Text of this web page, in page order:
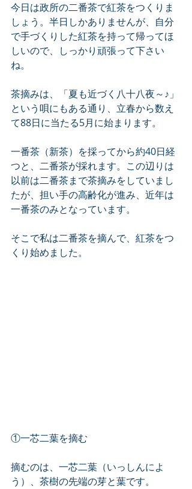
今日は政所の二番茶で紅茶をつくりま
しょう。半日しかありませんが、自分
で手づくりした紅茶を持って帰ってほ
しいので、しっかり頑張って下さい
ね。
茶摘みは、「夏も近づく八十八夜～♪」
という唄にもある通り、立春から数え
て88日に当たる5月に始まります。
一番茶（新茶）を採ってから約40日経
つと、二番茶が採れます。この辺りは
以前は二番茶まで茶摘みをしていまし
たが、担い手の高齢化が進み、近年は
一番茶のみとなっています。
そこで私は二番茶を摘んで、紅茶をつ
くり始めました。
①一芯二葉を摘む
摘むのは、一芯二葉（いっしんによ
う）、茶樹の先端の芽と葉です。